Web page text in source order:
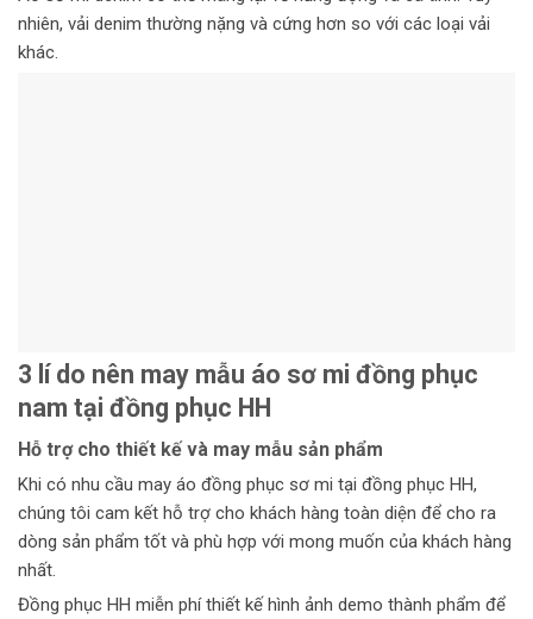
nhiên, vải denim thường nặng và cứng hơn so với các loại vải
khác.
3 lí do nên may mẫu áo sơ mi đồng phục
nam tại đồng phục HH
Hỗ trợ cho thiết kế và may mẫu sản phẩm
Khi có nhu cầu may áo đồng phục sơ mi tại đồng phục HH,
chúng tôi cam kết hỗ trợ cho khách hàng toàn diện để cho ra
dòng sản phẩm tốt và phù hợp với mong muốn của khách hàng
nhất.
Đồng phục HH miễn phí thiết kế hình ảnh demo thành phẩm để